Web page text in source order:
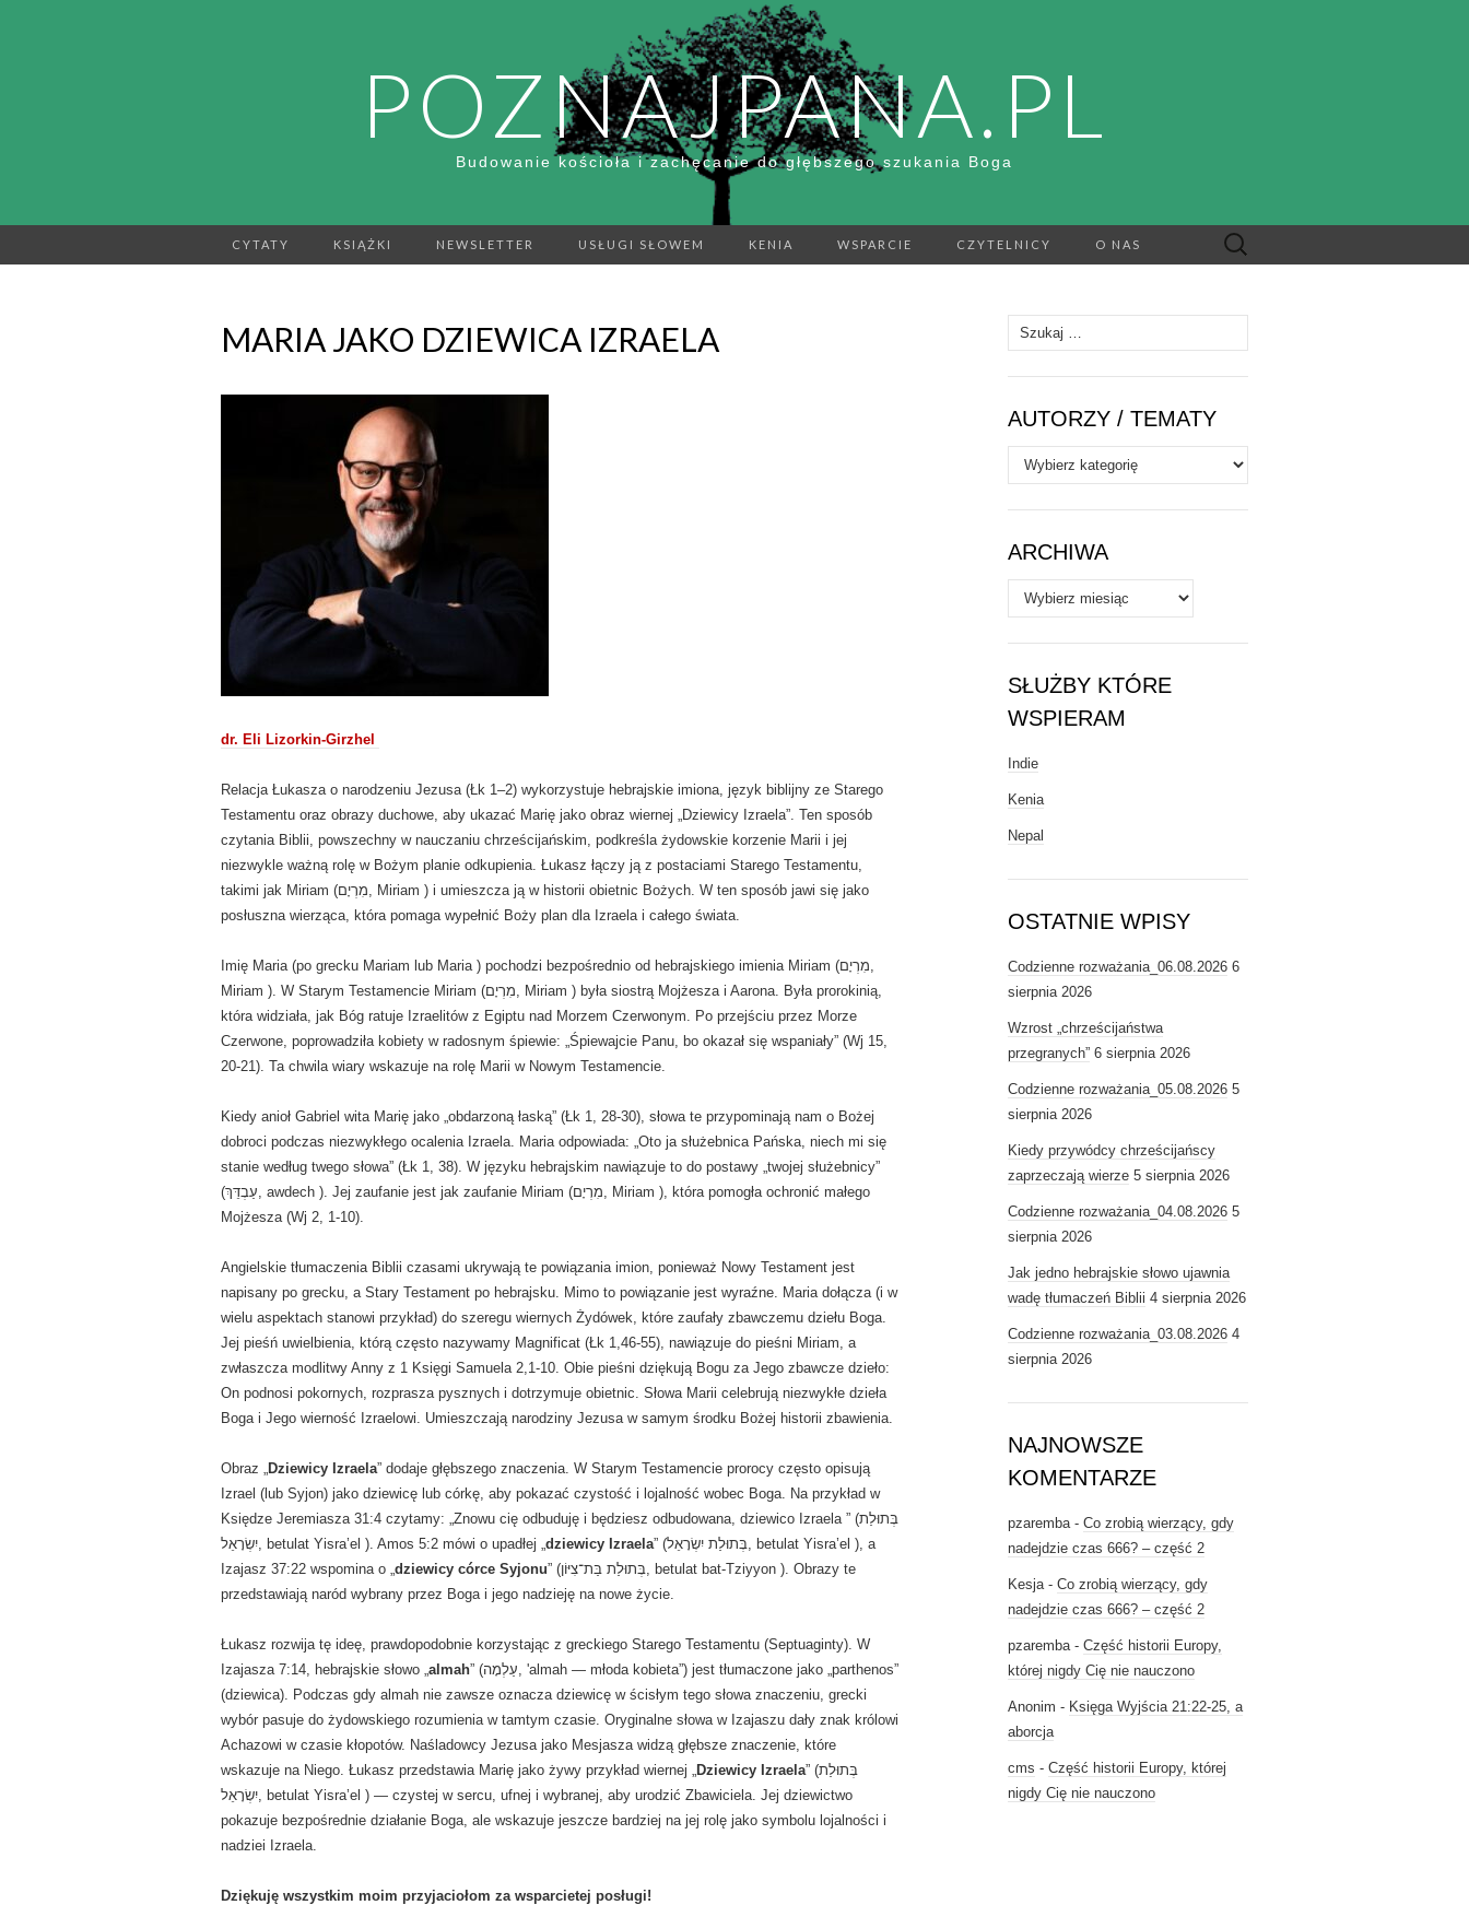
POZNAJPANA.PL
Budowanie kościoła i zachęcanie do głębszego szukania Boga
CYTATY KSIĄŻKI NEWSLETTER USŁUGI SŁOWEM KENIA WSPARCIE CZYTELNICY O NAS Szukaj:
MARIA JAKO DZIEWICA IZRAELA
dr. Eli Lizorkin-Girzhel
Relacja Łukasza o narodzeniu Jezusa (Łk 1–2) wykorzystuje hebrajskie imiona, język biblijny ze Starego
Testamentu oraz obrazy duchowe, aby ukazać Marię jako obraz wiernej „Dziewicy Izraela”. Ten sposób
czytania Biblii, powszechny w nauczaniu chrześcijańskim, podkreśla żydowskie korzenie Marii i jej
niezwykle ważną rolę w Bożym planie odkupienia. Łukasz łączy ją z postaciami Starego Testamentu,
takimi jak Miriam (מִרְיָם, Miriam ) i umieszcza ją w historii obietnic Bożych. W ten sposób jawi się jako
posłuszna wierząca, która pomaga wypełnić Boży plan dla Izraela i całego świata.
Imię Maria (po grecku Mariam lub Maria ) pochodzi bezpośrednio od hebrajskiego imienia Miriam (מִרְיָם,
Miriam ). W Starym Testamencie Miriam (מִרְיָם, Miriam ) była siostrą Mojżesza i Aarona. Była prorokinią,
która widziała, jak Bóg ratuje Izraelitów z Egiptu nad Morzem Czerwonym. Po przejściu przez Morze
Czerwone, poprowadziła kobiety w radosnym śpiewie: „Śpiewajcie Panu, bo okazał się wspaniały” (Wj 15,
20-21). Ta chwila wiary wskazuje na rolę Marii w Nowym Testamencie.
Kiedy anioł Gabriel wita Marię jako „obdarzoną łaską” (Łk 1, 28-30), słowa te przypominają nam o Bożej
dobroci podczas niezwykłego ocalenia Izraela. Maria odpowiada: „Oto ja służebnica Pańska, niech mi się
stanie według twego słowa” (Łk 1, 38). W języku hebrajskim nawiązuje to do postawy „twojej służebnicy”
(עַבְדֵּךְ, awdech ). Jej zaufanie jest jak zaufanie Miriam (מִרְיָם, Miriam ), która pomogła ochronić małego
Mojżesza (Wj 2, 1-10).
Angielskie tłumaczenia Biblii czasami ukrywają te powiązania imion, ponieważ Nowy Testament jest
napisany po grecku, a Stary Testament po hebrajsku. Mimo to powiązanie jest wyraźne. Maria dołącza (i w
wielu aspektach stanowi przykład) do szeregu wiernych Żydówek, które zaufały zbawczemu dziełu Boga.
Jej pieśń uwielbienia, którą często nazywamy Magnificat (Łk 1,46-55), nawiązuje do pieśni Miriam, a
zwłaszcza modlitwy Anny z 1 Księgi Samuela 2,1-10. Obie pieśni dziękują Bogu za Jego zbawcze dzieło:
On podnosi pokornych, rozprasza pysznych i dotrzymuje obietnic. Słowa Marii celebrują niezwykłe dzieła
Boga i Jego wierność Izraelowi. Umieszczają narodziny Jezusa w samym środku Bożej historii zbawienia.
Obraz „Dziewicy Izraela” dodaje głębszego znaczenia. W Starym Testamencie prorocy często opisują
Izrael (lub Syjon) jako dziewicę lub córkę, aby pokazać czystość i lojalność wobec Boga. Na przykład w
Księdze Jeremiasza 31:4 czytamy: „Znowu cię odbuduję i będziesz odbudowana, dziewico Izraela ” (בְּתוּלַת
יִשְׂרָאֵל, betulat Yisra’el ). Amos 5:2 mówi o upadłej „dziewicy Izraela” (בְּתוּלַת יִשְׂרָאֵל, betulat Yisra’el ), a
Izajasz 37:22 wspomina o „dziewicy córce Syjonu” (בְּתוּלַת בַּת־צִיּוֹן, betulat bat-Tziyyon ). Obrazy te
przedstawiają naród wybrany przez Boga i jego nadzieję na nowe życie.
Łukasz rozwija tę ideę, prawdopodobnie korzystając z greckiego Starego Testamentu (Septuaginty). W
Izajasza 7:14, hebrajskie słowo „almah” (עַלְמָה, 'almah — młoda kobieta”) jest tłumaczone jako „parthenos”
(dziewica). Podczas gdy almah nie zawsze oznacza dziewicę w ścisłym tego słowa znaczeniu, grecki
wybór pasuje do żydowskiego rozumienia w tamtym czasie. Oryginalne słowa w Izajaszu dały znak królowi
Achazowi w czasie kłopotów. Naśladowcy Jezusa jako Mesjasza widzą głębsze znaczenie, które
wskazuje na Niego. Łukasz przedstawia Marię jako żywy przykład wiernej „Dziewicy Izraela” (בְּתוּלַת
יִשְׂרָאֵל, betulat Yisra’el ) — czystej w sercu, ufnej i wybranej, aby urodzić Zbawiciela. Jej dziewictwo
pokazuje bezpośrednie działanie Boga, ale wskazuje jeszcze bardziej na jej rolę jako symbolu lojalności i
nadziei Izraela.
Dziękuję wszystkim moim przyjaciołom za wsparcietej posługi!
Szukaj:
AUTORZY / TEMATY
Autorzy
/
Tematy
ARCHIWA
Archiwa
SŁUŻBY KTÓRE
WSPIERAM
Indie
Kenia
Nepal
OSTATNIE WPISY
Codzienne rozważania_06.08.2026 6
sierpnia 2026
Wzrost „chrześcijaństwa
przegranych” 6 sierpnia 2026
Codzienne rozważania_05.08.2026 5
sierpnia 2026
Kiedy przywódcy chrześcijańscy
zaprzeczają wierze 5 sierpnia 2026
Codzienne rozważania_04.08.2026 5
sierpnia 2026
Jak jedno hebrajskie słowo ujawnia
wadę tłumaczeń Biblii 4 sierpnia 2026
Codzienne rozważania_03.08.2026 4
sierpnia 2026
NAJNOWSZE
KOMENTARZE
pzaremba- Co zrobią wierzący, gdy
nadejdzie czas 666? – część 2
Kesja- Co zrobią wierzący, gdy
nadejdzie czas 666? – część 2
pzaremba- Część historii Europy,
której nigdy Cię nie nauczono
Anonim - Księga Wyjścia 21:22-25, a
aborcja
cms - Część historii Europy, której
nigdy Cię nie nauczono